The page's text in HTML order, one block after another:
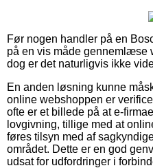
Før nogen handler på en
på en vis måde gennemlæse
dog er det naturligvis ikke
En anden løsning kunne
online webshoppen er
ofte er et billede på at e-
lovgivning, tillige med at
føres tilsyn med af
området. Dette er en god
udsat for udfordringer i